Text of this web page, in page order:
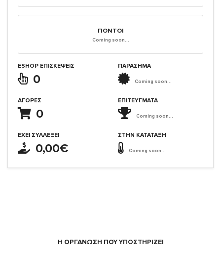
ΠΌΝΤΟΙ
Coming soon...
ESHOP ΕΠΙΣΚΈΨΕΙΣ
0
ΑΓΟΡΈΣ
0
ΈΧΕΙ ΣΥΛΛΈΞΕΙ
0,00€
ΠΑΡΑΣΗΜΑ
Coming soon...
ΕΠΙΤΕΎΓΜΑΤΑ
Coming soon...
ΣΤΗΝ ΚΑΤΆΤΑΞΗ
Coming soon...
Η ΟΡΓΆΝΩΣΗ ΠΟΥ ΥΠΟΣΤΗΡΙΖΕΙ